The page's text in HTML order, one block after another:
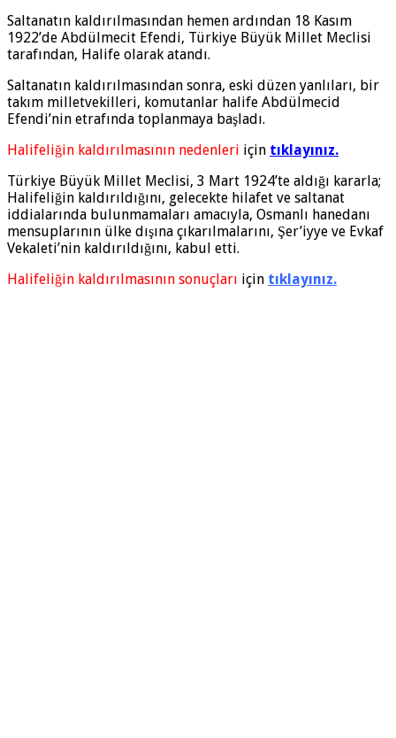
Saltanatın kaldırılmasından hemen ardından 18 Kasım
1922’de Abdülmecit Efendi, Türkiye Büyük Millet Meclisi
tarafından, Halife olarak atandı.
Saltanatın kaldırılmasından sonra, eski düzen yanlıları, bir
takım milletvekilleri, komutanlar halife Abdülmecid
Efendi’nin etrafında toplanmaya başladı.
Halifeliğin kaldırılmasının nedenleri için tıklayınız.
Türkiye Büyük Millet Meclisi, 3 Mart 1924’te aldığı kararla;
Halifeliğin kaldırıldığını, gelecekte hilafet ve saltanat
iddialarında bulunmamaları amacıyla, Osmanlı hanedanı
mensuplarının ülke dışına çıkarılmalarını, Şer’iyye ve Evkaf
Vekaleti’nin kaldırıldığını, kabul etti.
Halifeliğin kaldırılmasının sonuçları için tıklayınız.